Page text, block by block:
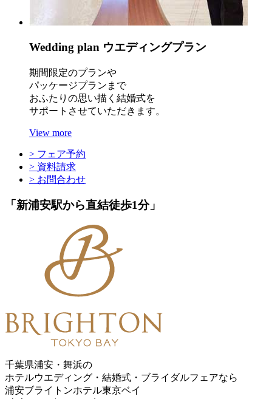
Wedding plan ウエディングプラン
期間限定のプランや
パッケージプランまで
おふたりの思い描く結婚式を
サポートさせていただきます。
View more
> フェア予約
> 資料請求
> お問合わせ
「新浦安駅から直結徒歩1分」
千葉県浦安・舞浜の
ホテルウエディング・結婚式・ブライダルフェアなら
浦安ブライトンホテル東京ベイ